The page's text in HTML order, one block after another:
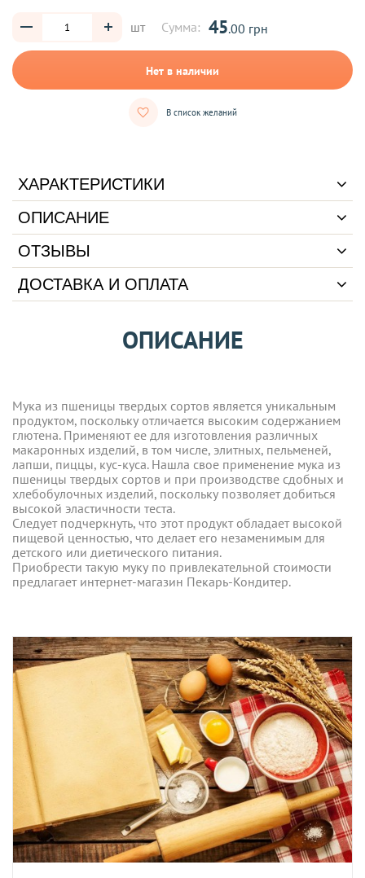
шт Сумма: 45.00 грн
Нет в наличии
В список желаний
ХАРАКТЕРИСТИКИ
ОПИСАНИЕ
ОТЗЫВЫ
ДОСТАВКА И ОПЛАТА
ОПИСАНИЕ
Мука из пшеницы твердых сортов является уникальным
продуктом, поскольку отличается высоким содержанием
глютена. Применяют ее для изготовления различных
макаронных изделий, в том числе, элитных, пельменей,
лапши, пиццы, кус-куса. Нашла свое применение мука из
пшеницы твердых сортов и при производстве сдобных и
хлебобулочных изделий, поскольку позволяет добиться
высокой эластичности теста.
Следует подчеркнуть, что этот продукт обладает высокой
пищевой ценностью, что делает его незаменимым для
детского или диетического питания.
Приобрести такую муку по привлекательной стоимости
предлагает интернет-магазин Пекарь-Кондитер.